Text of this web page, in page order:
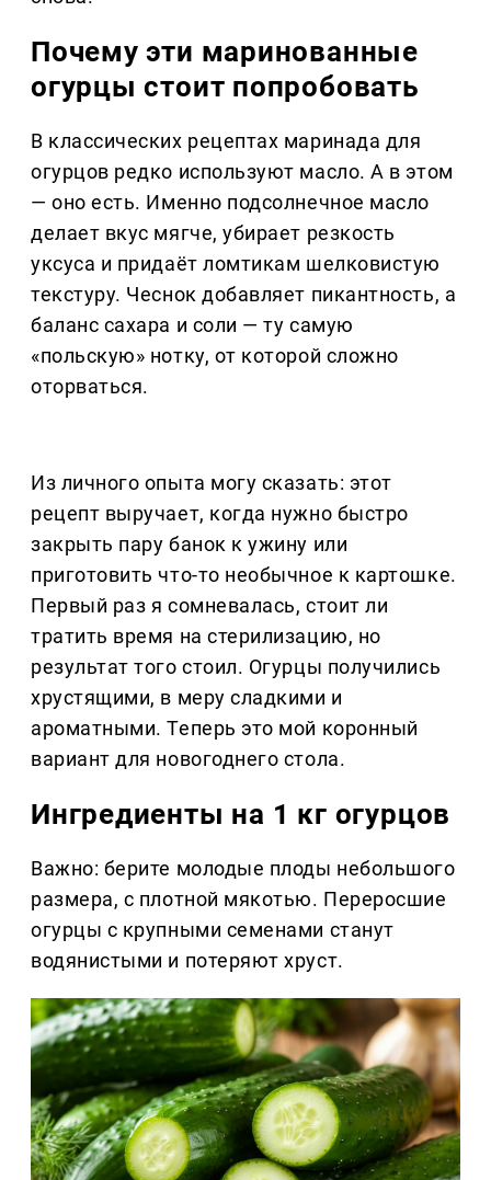
Почему эти маринованные
огурцы стоит попробовать
В классических рецептах маринада для
огурцов редко используют масло. А в этом
— оно есть. Именно подсолнечное масло
делает вкус мягче, убирает резкость
уксуса и придаёт ломтикам шелковистую
текстуру. Чеснок добавляет пикантность, а
баланс сахара и соли — ту самую
«польскую» нотку, от которой сложно
оторваться.
Из личного опыта могу сказать: этот
рецепт выручает, когда нужно быстро
закрыть пару банок к ужину или
приготовить что-то необычное к картошке.
Первый раз я сомневалась, стоит ли
тратить время на стерилизацию, но
результат того стоил. Огурцы получились
хрустящими, в меру сладкими и
ароматными. Теперь это мой коронный
вариант для новогоднего стола.
Ингредиенты на 1 кг огурцов
Важно: берите молодые плоды небольшого
размера, с плотной мякотью. Переросшие
огурцы с крупными семенами станут
водянистыми и потеряют хруст.